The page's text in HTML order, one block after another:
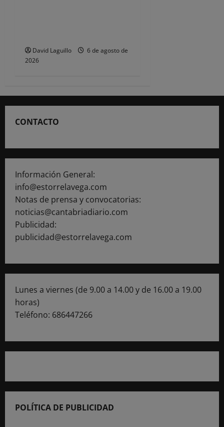
David Laguillo
6 de agosto de
2026
CONTACTO
Información General:
info@estorrelavega.com
Notas de prensa y convocatorias:
noticias@cantabriadiario.com
Publicidad:
publicidad@estorrelavega.com
Lunes a viernes (de 9.00 a 14.00 y de 16.00 a 19.00
horas)
Teléfono: 686447266
POLÍTICA DE PUBLICIDAD